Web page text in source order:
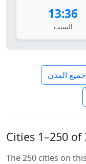
13:36
السبت
جميع المدن
Cities 1–250 of
The 250 cities on